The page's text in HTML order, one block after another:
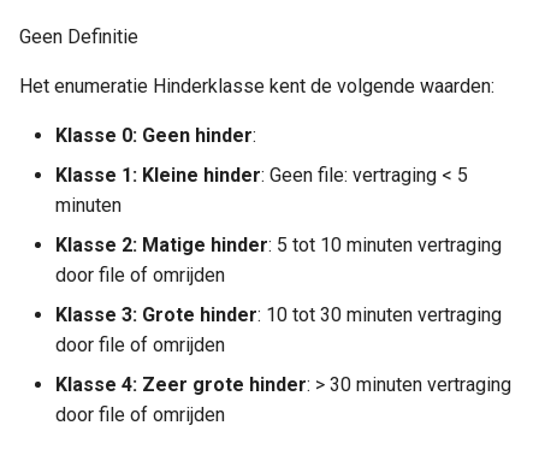
Geen Definitie
Het enumeratie Hinderklasse kent de volgende waarden:
Klasse 0: Geen hinder:
Klasse 1: Kleine hinder: Geen file: vertraging < 5
minuten
Klasse 2: Matige hinder: 5 tot 10 minuten vertraging
door file of omrijden
Klasse 3: Grote hinder: 10 tot 30 minuten vertraging
door file of omrijden
Klasse 4: Zeer grote hinder: > 30 minuten vertraging
door file of omrijden